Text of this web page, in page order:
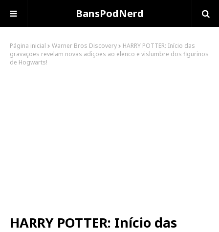
BansPodNerd
Página inicial Warner Bros Discovery
HARRY POTTER: Início das
gravações revelam novas adições ao elenco e vislumbre dos figurinos
de Hogwarts!
HARRY POTTER: Início das